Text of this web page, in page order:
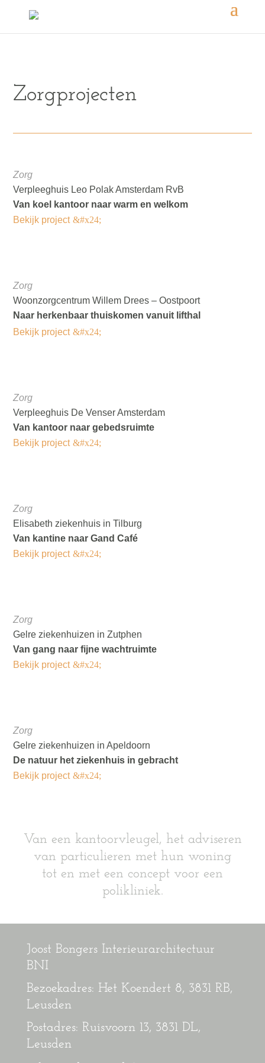
Zorgprojecten
Zorg
Verpleeghuis Leo Polak Amsterdam RvB
Van koel kantoor naar warm en welkom
Bekijk project
Zorg
Woonzorgcentrum Willem Drees – Oostpoort
Naar herkenbaar thuiskomen vanuit lifthal
Bekijk project
Zorg
Verpleeghuis De Venser Amsterdam
Van kantoor naar gebedsruimte
Bekijk project
Zorg
Elisabeth ziekenhuis in Tilburg
Van kantine naar Gand Café
Bekijk project
Zorg
Gelre ziekenhuizen in Zutphen
Van gang naar fijne wachtruimte
Bekijk project
Zorg
Gelre ziekenhuizen in Apeldoorn
De natuur het ziekenhuis in gebracht
Bekijk project
Van een kantoorvleugel, het adviseren
van particulieren met hun woning
tot en met een concept voor een
polikliniek.
Joost Bongers Interieurarchitectuur
BNI
Bezoekadres: Het Koendert 8, 3831 RB,
Leusden
Postadres: Ruisvoorn 13, 3831 DL,
Leusden